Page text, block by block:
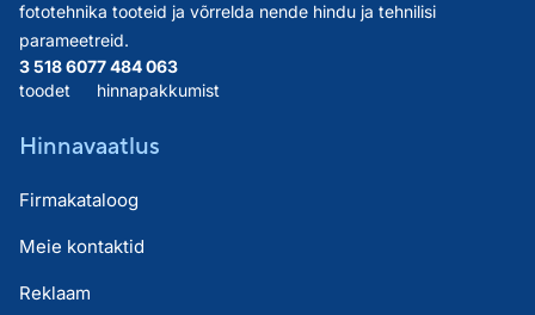
fototehnika tooteid ja võrrelda nende hindu ja tehnilisi
parameetreid.
3 518 607
toodet
7 484 063
hinnapakkumist
Hinnavaatlus
Firmakataloog
Meie kontaktid
Reklaam